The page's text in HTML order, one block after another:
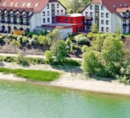
Chaletpark von Apr bis
im
mit Blick auf den
„Sharkie Island" für